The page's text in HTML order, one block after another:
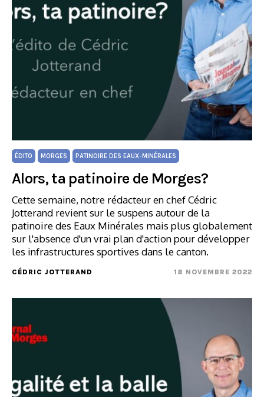
ÉDITO MORGES PATINOIRE DES EAUX-MINÉRALES
Alors, ta patinoire de Morges?
Cette semaine, notre rédacteur en chef Cédric
Jotterand revient sur le suspens autour de la
patinoire des Eaux Minérales mais plus globalement
sur l'absence d'un vrai plan d'action pour développer
les infrastructures sportives dans le canton.
CÉDRIC JOTTERAND 18 NOVEMBRE 2022